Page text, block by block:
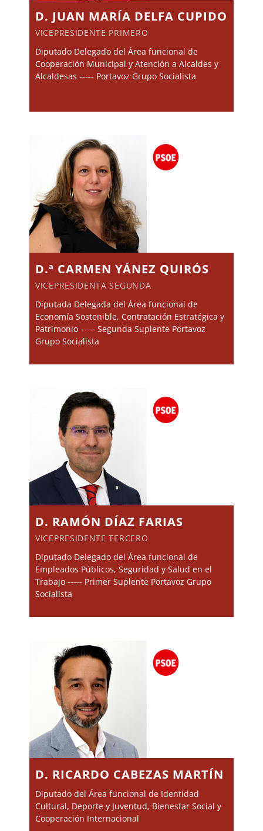
D. JUAN MARÍA DELFA CUPIDO
VICEPRESIDENTE PRIMERO
Diputado Delegado del Área funcional de
Cooperación Municipal y Atención a Alcaldes y
Alcaldesas ----- Portavoz Grupo Socialista
D.ª CARMEN YÁNEZ QUIRÓS
VICEPRESIDENTA SEGUNDA
Diputada Delegada del Área funcional de
Economía Sostenible, Contratación Estratégica y
Patrimonio ----- Segunda Suplente Portavoz
Grupo Socialista
D. RAMÓN DÍAZ FARIAS
VICEPRESIDENTE TERCERO
Diputado Delegado del Área funcional de
Empleados Públicos, Seguridad y Salud en el
Trabajo ----- Primer Suplente Portavoz Grupo
Socialista
D. RICARDO CABEZAS MARTÍN
Diputado del Área funcional de Identidad
Cultural, Deporte y Juventud, Bienestar Social y
Cooperación Internacional